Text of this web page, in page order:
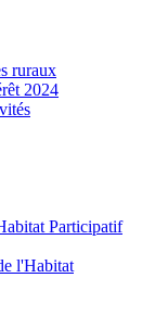
ruraux
2024
Participatif
l'Habitat